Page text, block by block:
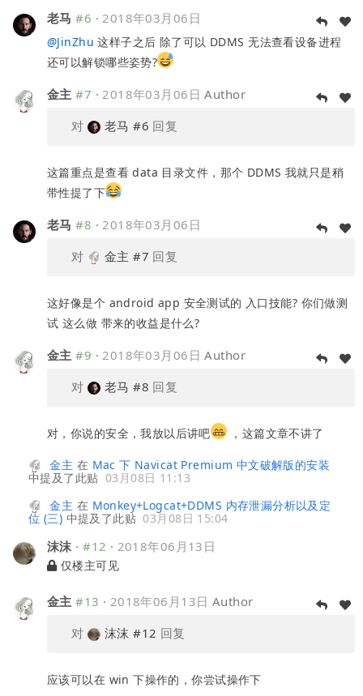
老马 #6 · 2018年03月06日
@JinZhu 这样子之后 除了可以 DDMS 无法查看设备进程
还可以解锁哪些姿势?
金主 #7 · 2018年03月06日 Author
对
老马 #6 回复
这篇重点是查看 data 目录文件，那个 DDMS 我就只是稍
带性提了下
老马 #8 · 2018年03月06日
对
金主 #7 回复
这好像是个 android app 安全测试的 入口技能? 你们做测
试 这么做 带来的收益是什么?
金主 #9 · 2018年03月06日 Author
对
老马 #8 回复
对，你说的安全，我放以后讲吧 ，这篇文章不讲了
金主 在 Mac 下 Navicat Premium 中文破解版的安装
中提及了此贴 03月08日 11:13
金主 在 Monkey+Logcat+DDMS 内存泄漏分析以及定
位 (三) 中提及了此贴 03月08日 15:04
沫沫 ·#12 · 2018年06月13日
仅楼主可见
金主 #13 · 2018年06月13日 Author
对
沫沫 #12 回复
应该可以在 win 下操作的，你尝试操作下